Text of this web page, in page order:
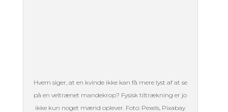
Hvem siger, at en kvinde ikke kan få mere lyst af at se
på en veltrænet mandekrop? Fysisk tiltrækning er jo
ikke kun noget mænd oplever. Foto: Pexels, Pixabay